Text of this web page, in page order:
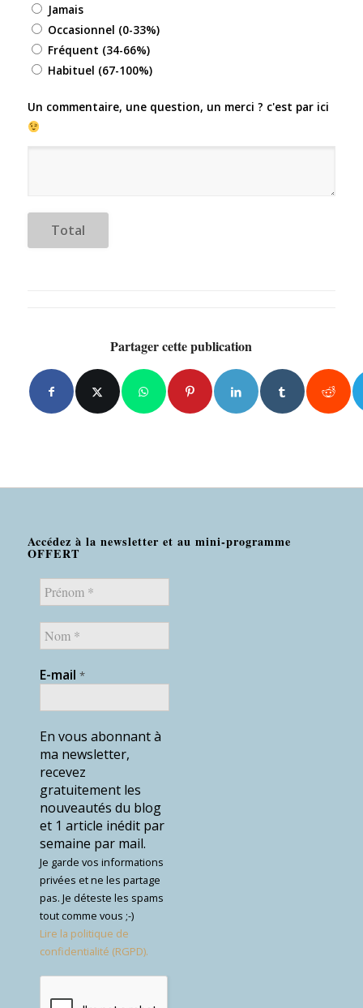
Jamais
Occasionnel (0-33%)
Fréquent (34-66%)
Habituel (67-100%)
Un commentaire, une question, un merci ? c'est par ici
Partager cette publication
Accédez à la newsletter et au mini-programme
OFFERT
E-mail *
En vous abonnant à
ma newsletter,
recevez
gratuitement les
nouveautés du blog
et 1 article inédit par
semaine par mail.
Je garde vos informations
privées et ne les partage
pas. Je déteste les spams
tout comme vous ;-)
Lire la politique de
confidentialité (RGPD).